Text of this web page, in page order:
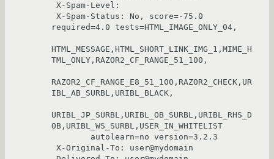
required=4.0 tests=HTML_IMAGE_ONLY_04,
HTML_MESSAGE,HTML_SHORT_LINK_IMG_1,MIME_H
TML_ONLY,RAZOR2_CF_RANGE_51_100,
RAZOR2_CF_RANGE_E8_51_100,RAZOR2_CHECK,UR
IBL_AB_SURBL,URIBL_BLACK,
URIBL_JP_SURBL,URIBL_OB_SURBL,URIBL_RHS_D
OB,URIBL_WS_SURBL,USER_IN_WHITELIST